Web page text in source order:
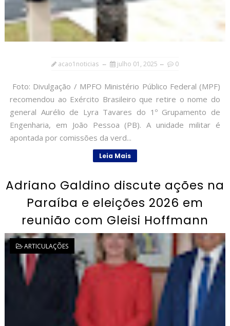
acao1noticias julho 01, 2025 0
Foto: Divulgação / MPFO Ministério Público Federal (MPF)
recomendou ao Exército Brasileiro que retire o nome do
general Aurélio de Lyra Tavares do 1º Grupamento de
Engenharia, em João Pessoa (PB). A unidade militar é
apontada por comissões da verd...
Leia Mais
Adriano Galdino discute ações na
Paraíba e eleições 2026 em
reunião com Gleisi Hoffmann
ARTICULAÇÕES